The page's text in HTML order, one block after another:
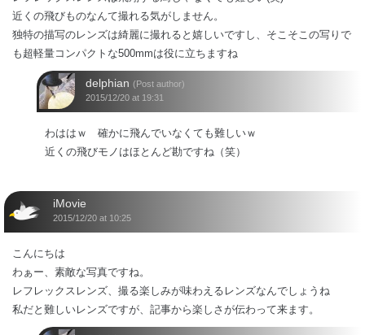
近くの飛びものなんて撮れる気がしません。
独特の描写のレンズは綺麗に撮れると嬉しいですし、そこそこの写りで
も超軽量コンパクトな500mmは役に立ちますね
delphian (Post author)
2015/12/20 at 19:31
わははｗ 確かに飛んでいなくても難しいｗ
近くの飛びモノはほとんど勘ですね（笑）
iMovie
2015/12/20 at 10:25
こんにちは
わぁー、素敵な写真ですね。
レフレックスレンズ、撮る楽しみが味わえるレンズなんでしょうね
私だと難しいレンズですが、記事から楽しさが伝わって来ます。